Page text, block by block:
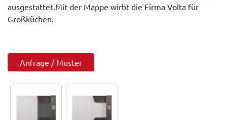
ausgestattet.Mit der Mappe wirbt die Firma Volta für
Großküchen.
Anfrage / Muster